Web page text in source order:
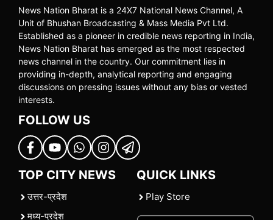
News Nation Bharat is a 24X7 National News Channel, A
Unit of Bhushan Broadcasting & Mass Media Pvt Ltd.
Established as a pioneer in credible news reporting in India,
News Nation Bharat has emerged as the most respected
news channel in the country. Our commitment lies in
providing in-depth, analytical reporting and engaging
discussions on pressing issues without any bias or vested
interests.
FOLLOW US
TOP CITY NEWS
उत्तर-प्रदेश
मध्य-प्रदेश
QUICK LINKS
Play Store